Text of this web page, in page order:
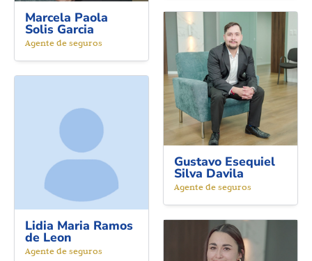
Marcela Paola
Solis Garcia
Agente de seguros
Gustavo Esequiel
Silva Davila
Agente de seguros
Lidia Maria Ramos
de Leon
Agente de seguros